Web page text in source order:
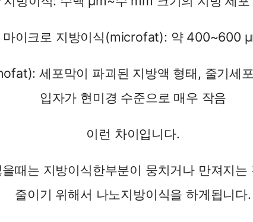
마이크로 지방이식(microfat): 약 400~600
세포막이 파괴된 지방액 형태, 줄기세
입자가 현미경 수준으로 매우 작음
이런 차이입니다.
때는 지방이식한부분이 뭉치거나 만져지
줄이기 위해서 나노지방이식을 하게됩니다.